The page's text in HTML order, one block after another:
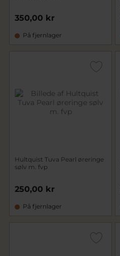
350,00 kr
På fjernlager
Hultquist Tuva Pearl øreringe
sølv m. fvp
250,00 kr
På fjernlager